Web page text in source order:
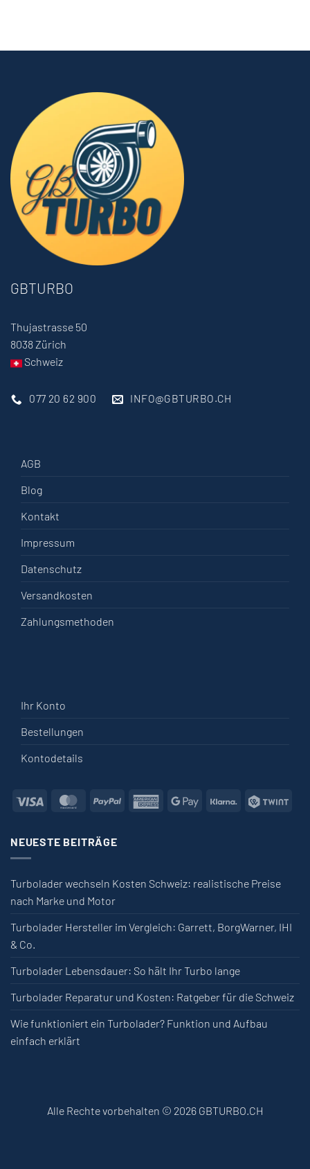
GBTURBO
Thujastrasse 50
8038 Zürich
Schweiz
077 20 62 900 INFO@GBTURBO.CH
AGB
Blog
Kontakt
Impressum
Datenschutz
Versandkosten
Zahlungsmethoden
Ihr Konto
Bestellungen
Kontodetails
Visa MasterCardPayPal
AmericanGoogle
Klarna
NEUESTE BEITRÄGE
Turbolader wechseln Kosten Schweiz: realistische Preise
nach Marke und Motor
Turbolader Hersteller im Vergleich: Garrett, BorgWarner, IHI
& Co.
Turbolader Lebensdauer: So hält Ihr Turbo lange
Turbolader Reparatur und Kosten: Ratgeber für die Schweiz
Wie funktioniert ein Turbolader? Funktion und Aufbau
einfach erklärt
Alle Rechte vorbehalten © 2026 GBTURBO.CH